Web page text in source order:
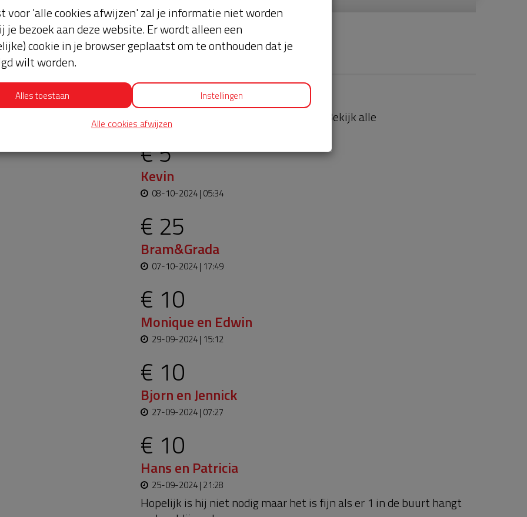
bijna en moet
blijft. Help je mee?
Laatste donaties Bekijk alle
€ 5
Kevin
08-10-2024 | 05:34
€ 25
Bram&Grada
07-10-2024 | 17:49
€ 10
Monique en Edwin
29-09-2024 | 15:12
€ 10
Bjorn en Jennick
27-09-2024 | 07:27
€ 10
Hans en Patricia
25-09-2024 | 21:28
Hopelijk is hij niet nodig maar het is fijn als er 1 in de buurt hangt
voor 'alle cookies afwijzen' zal je informatie niet worden
je bezoek aan deze website. Er wordt alleen een
cookie in je browser geplaatst om te onthouden dat je
wilt worden.
Alles toestaan Instellingen
Alle cookies afwijzen